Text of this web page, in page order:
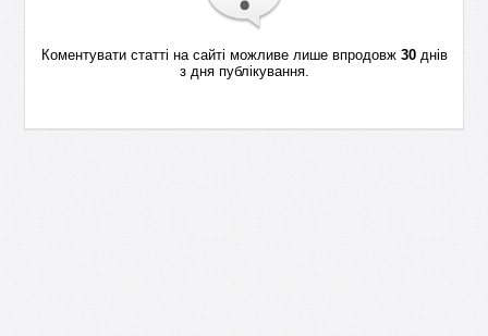
Коментувати статті на сайті можливе лише впродовж 30днів
з дня публікування.